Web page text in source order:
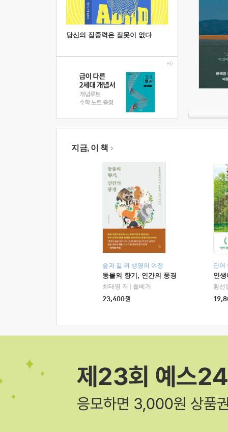
당신의 집중력은 잘못이 없다
지금, 이 책
숲과 길 위 생명의 여정
동물의 향기, 인간의 풍경
최태영 저
돌베개
23,400원
단어
인
황선